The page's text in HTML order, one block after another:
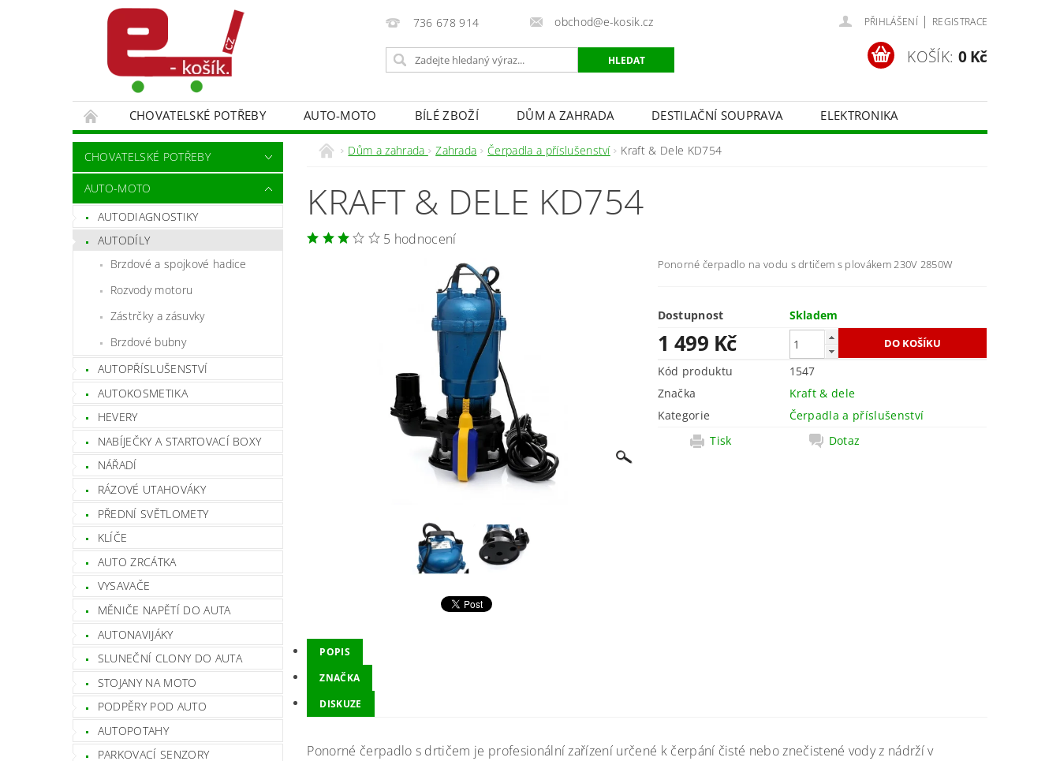
736 678 914 obchod@e-kosik.cz PŘIHLÁŠENÍ | REGISTRACE
KOŠÍK: 0 Kč
CHOVATELSKÉ POTŘEBY AUTO-MOTO BÍLÉ ZBOŽÍ DŮM A ZAHRADA DESTILAČNÍ SOUPRAVA
ELEKTRONIKA
MALÍŘSKÉ NÁŘADÍ DOPLŇKY
MONITOROVACÍ TECHNIKA A ALARMY OSVĚTLENÍ
STUDIOVÁ FOTOTECHNIKA
SPORT A TURISTIKA
DĚTSKÉ ZBOŽÍ
CHOVATELSKÉ POTŘEBY
AUTO-MOTO
AUTODIAGNOSTIKY
AUTODÍLY
Brzdové a spojkové hadice
Rozvody motoru
Zástrčky a zásuvky
Brzdové bubny
AUTOPŘÍSLUŠENSTVÍ
AUTOKOSMETIKA
HEVERY
NABÍJEČKY A STARTOVACÍ BOXY
NÁŘADÍ
RÁZOVÉ UTAHOVÁKY
PŘEDNÍ SVĚTLOMETY
KLÍČE
AUTO ZRCÁTKA
VYSAVAČE
MĚNIČE NAPĚTÍ DO AUTA
AUTONAVIJÁKY
SLUNEČNÍ CLONY DO AUTA
STOJANY NA MOTO
PODPĚRY POD AUTO
AUTOPOTAHY
PARKOVACÍ SENZORY
Dům a zahrada Zahrada Čerpadla a příslušenství Kraft & Dele KD754
KRAFT & DELE KD754
5 hodnocení
Ponorné čerpadlo na vodu s drtičem s plovákem 230V 2850W
Dostupnost Skladem
1 499 Kč
Kód produktu
1547
Značka
Kraft & dele
Kategorie
Čerpadla a příslušenství
Tisk
Dotaz
POPIS
ZNAČKA
DISKUZE
Ponorné čerpadlo s drtičem je profesionální zařízení určené k čerpání čisté nebo znečistené vody z nádrží v